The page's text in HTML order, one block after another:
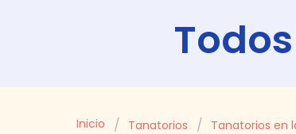
Inicio Tanatorios Tanatorios en